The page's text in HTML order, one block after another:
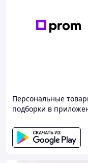
Персональные
подборки в